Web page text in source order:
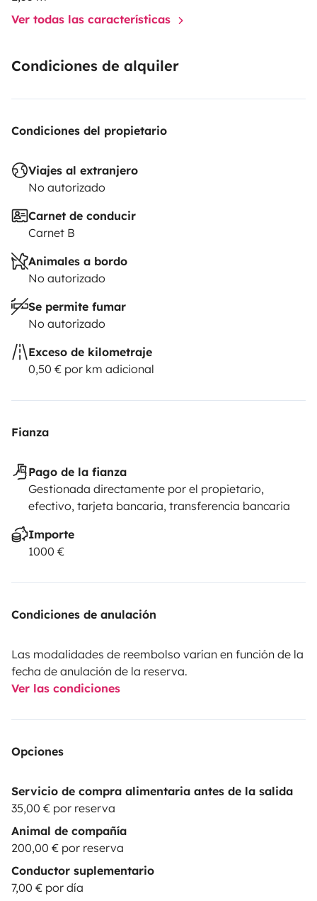
Ver todas las características
Condiciones de alquiler
Condiciones del propietario
Viajes al extranjero
No autorizado
Carnet de conducir
Carnet B
Animales a bordo
No autorizado
Se permite fumar
No autorizado
Exceso de kilometraje
0,50 € por km adicional
Fianza
Pago de la fianza
Gestionada directamente por el propietario,
efectivo, tarjeta bancaria, transferencia bancaria
Importe
1000 €
Condiciones de anulación
Las modalidades de reembolso varían en función de la
fecha de anulación de la reserva.
Ver las condiciones
Opciones
Servicio de compra alimentaria antes de la salida
35,00 € por reserva
Animal de compañía
200,00 € por reserva
Conductor suplementario
7,00 € por día